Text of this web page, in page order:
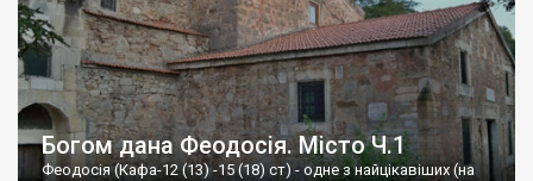
Богом дана Феодосія. Місто Ч.1
Феодосія (Кафа-12 (13) -15 (18) ст) - одне з найцікавіших (на